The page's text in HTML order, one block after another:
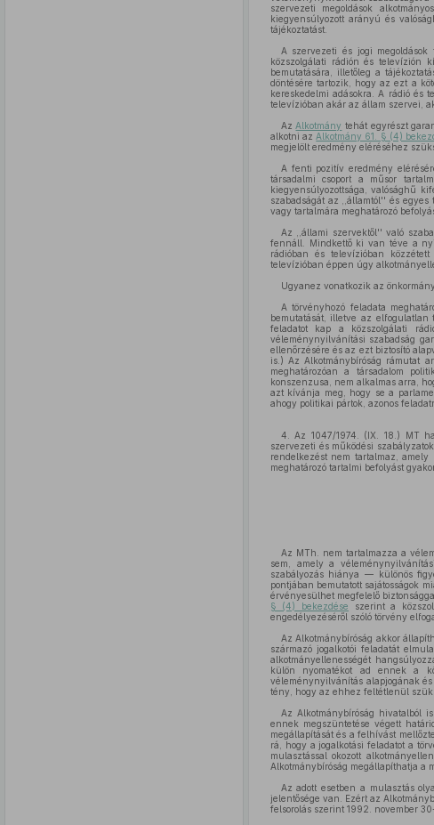
szervezeti megoldások
kiegyensúlyozott arányú és
tájékoztatást.
A szervezeti és jogi
közszolgálati rádión és televízión
bemutatására, illetőleg a
döntésére tartozik, hogy az ezt a
kereskedelmi adásokra. A rádió és
televízióban akár az állam szervei,
Az Alkotmány tehát egyrészt
alkotni az Alkotmány 61. § (4)
megjelölt eredmény eléréséhez
A fenti pozitív eredmény
társadalmi csoport a műsor
kiegyensúlyozottsága, valósághű
szabadságát az ,,államtól'' és
vagy tartalmára meghatározó
Az ,,állami szervektől'' való
fennáll. Mindkettő ki van téve a
rádióban és televízióban
televízióban éppen úgy
Ugyanez vonatkozik az
A törvényhozó feladata
bemutatását, illetve az
feladatot kap a közszolgálati
véleménynyilvánítási szabadság
ellenőrzésére és az ezt biztosító
is.) Az Alkotmánybíróság rámutat
meghatározóan a társadalom
konszenzusa, nem alkalmas arra,
azt kívánja meg, hogy se a
ahogy politikai pártok, azonos
4. Az 1047/1974. (IX. 18.) MT
szervezeti és működési
rendelkezést nem tartalmaz,
meghatározó tartalmi befolyást
Az MTh. nem tartalmazza a
sem, amely a
szabályozás hiánya — különös
pontjában bemutatott sajátosságok
érvényesülhet megfelelő
§ (4) bekezdése szerint a
engedélyezéséről szóló törvény
Az Alkotmánybíróság akkor
származó jogalkotói feladatát
alkotmányellenességét
külön nyomatékot ad ennek a
véleménynyilvánítás alapjogának
tény, hogy az ehhez feltétlenül
Az Alkotmánybíróság hivatalból
ennek megszüntetése végett
megállapítását és a felhívást
rá, hogy a jogalkotási feladatot a
mulasztással okozott
Alkotmánybíróság megállapíthatja a
Az adott esetben a mulasztás
jelentősége van. Ezért az
felsorolás szerint 1992. november